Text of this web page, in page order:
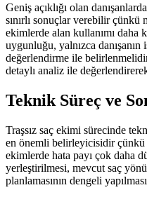
Geniş açıklığı olan
sınırlı sonuçlar verebilir çünkü
ekimlerde alan kullanımı
uygunluğu, yalnızca
değerlendirme ile
detaylı analiz ile
Teknik Süreç ve
Traşsız saç ekimi sürecinde
en önemli belirleyicisidir çünkü
ekimlerde hata payı çok daha
yerleştirilmesi, mevcut saç
planlamasının dengeli